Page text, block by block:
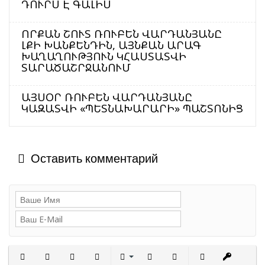
ԴՈՒՐՍ Է ԳԱԼԻՍ
ՈՐՔԱՆ ՇՈՒՏ ՌՈՒԲԵՆ ՎԱՐԴԱՆՅԱՆԸ
ԼՔԻ ԽԱՆՔԵՆԴԻՆ, ԱՅՆՔԱՆ ԱՐԱԳ
ԽԱՂԱՂՈՒԹՅՈՒՆ ԿՀԱՍՏԱՏՎԻ
ՏԱՐԱԾԱՇՐՋԱՆՈՒՄ
ԱՅՍՕՐ ՌՈՒԲԵՆ ՎԱՐԴԱՆՅԱՆԸ
ԿԱԶԱՏՎԻ «ՊԵՏՆԱԽԱՐԱՐԻ» ՊԱՇՏՈՆԻՑ
Оставить комментарий